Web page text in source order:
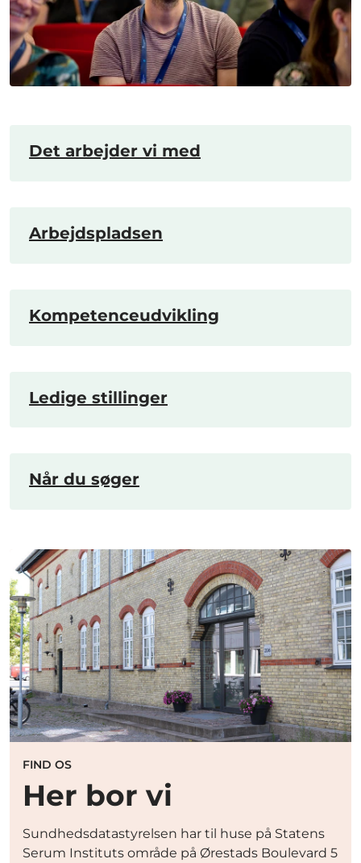
Det arbejder vi med
Arbejdspladsen
Kompetenceudvikling
Ledige stillinger
Når du søger
FIND OS
Her bor vi
Sundhedsdatastyrelsen har til huse på Statens
Serum Instituts område på Ørestads Boulevard 5